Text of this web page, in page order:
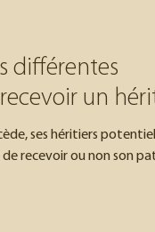
différentes
un
ses héritiers
de recevoir ou non son